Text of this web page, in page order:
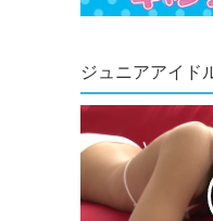
ジュニアアイド